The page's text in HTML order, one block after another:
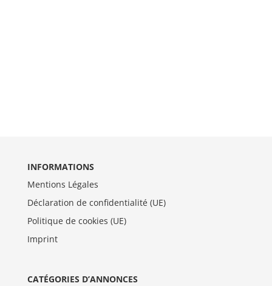
INFORMATIONS
Mentions Légales
Déclaration de confidentialité (UE)
Politique de cookies (UE)
Imprint
CATÉGORIES D’ANNONCES